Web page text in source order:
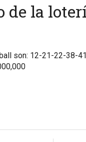
de la
son: 12-21-22-38-